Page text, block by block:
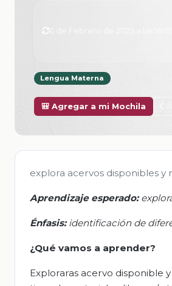
Lengua Materna
🎒 Agregar a mi Mochila
explora acervos disponibles y
Aprendizaje esperado:e
Énfasis:identificación de
¿Qué vamos a aprender?
Exploraras acervo disponible